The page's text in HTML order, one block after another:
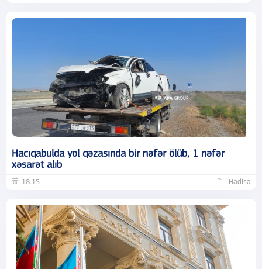
Hacıqabulda yol qəzasında bir nəfər ölüb, 1 nəfər
xəsarət alıb
18:15 Hadisə